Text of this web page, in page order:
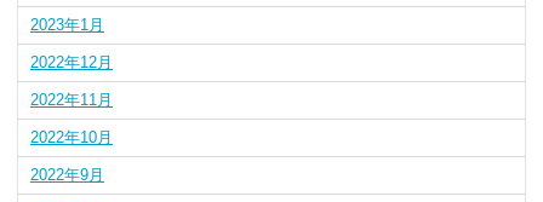
2023年1月
2022年12月
2022年11月
2022年10月
2022年9月